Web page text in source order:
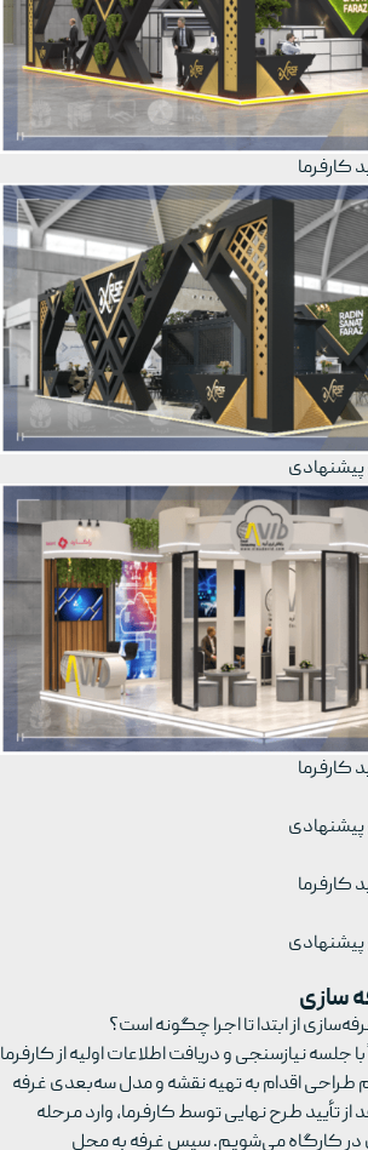
کارفرما
کارفرما
کارفرما
سازی
از ابتدا تا اجرا چگونه است؟
جلسه نیازسنجی و دریافت اطلاعات اولیه از کارفرما
طراحی اقدام به تهیه نقشه و مدل سه‌بعدی غرفه
تأیید طرح نهایی توسط کارفرما، وارد مرحله
در کارگاه می‌شویم. سپس غرفه به محل